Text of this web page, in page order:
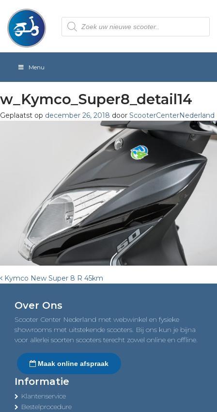
Producten
zoeken
Menu
w_Kymco_Super8_detail14
Geplaatst op december 26, 2018 door ScooterCenterNederland
Post
navigation
Kymco New Super 8 R 45km
Over Ons
Scooter Center Nederland met webwinkel en fysieke
showrooms met uitstekende scooters. Bij ons kun je bijna
voor allerlei soorten scooters terecht zowel online en offline.
Maak online afspraak
Informatie
Klantenservice
Bestelprocedure